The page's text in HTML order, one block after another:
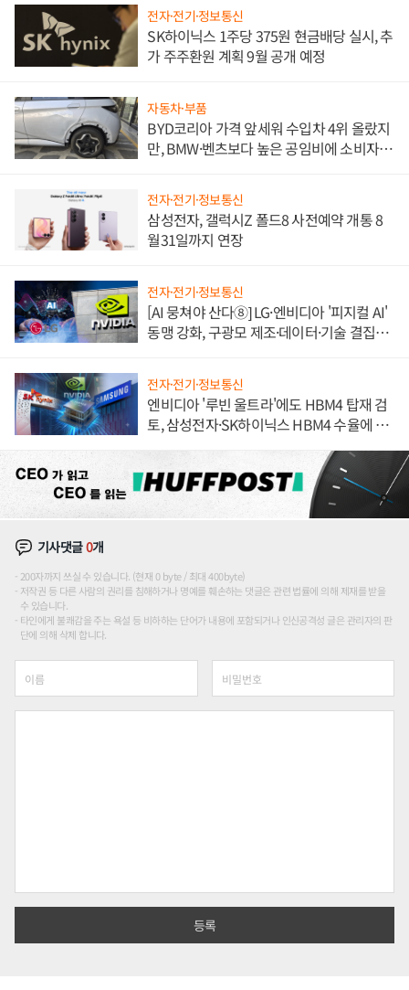
전자·전기·정보통신
SK하이닉스 1주당 375원 현금배당 실시, 추
가 주주환원 계획 9월 공개 예정
자동차·부품
BYD코리아 가격 앞세워 수입차 4위 올랐지
만, BMW·벤츠보다 높은 공임비에 소비자
전자·전기·정보통신
삼성전자, 갤럭시Z 폴드8 사전예약 개통 8
월31일까지 연장
전자·전기·정보통신
[AI 뭉쳐야 산다⑧] LG·엔비디아 '피지컬 AI'
동맹 강화, 구광모 제조·데이터·기술 결집
전자·전기·정보통신
엔비디아 '루빈 울트라'에도 HBM4 탑재 검
토, 삼성전자·SK하이닉스 HBM4 수율에 주
기사댓글0개
200자까지 쓰실 수 있습니다. (현재 0 byte / 최대 400byte)
저작권 등 다른 사람의 권리를 침해하거나 명예를 훼손하는 댓글은 관련 법률에 의해 제재를 받을
수 있습니다.
타인에게 불쾌감을 주는 욕설 등 비하하는 단어가 내용에 포함되거나 인신공격성 글은 관리자의 판
단에 의해 삭제 합니다.